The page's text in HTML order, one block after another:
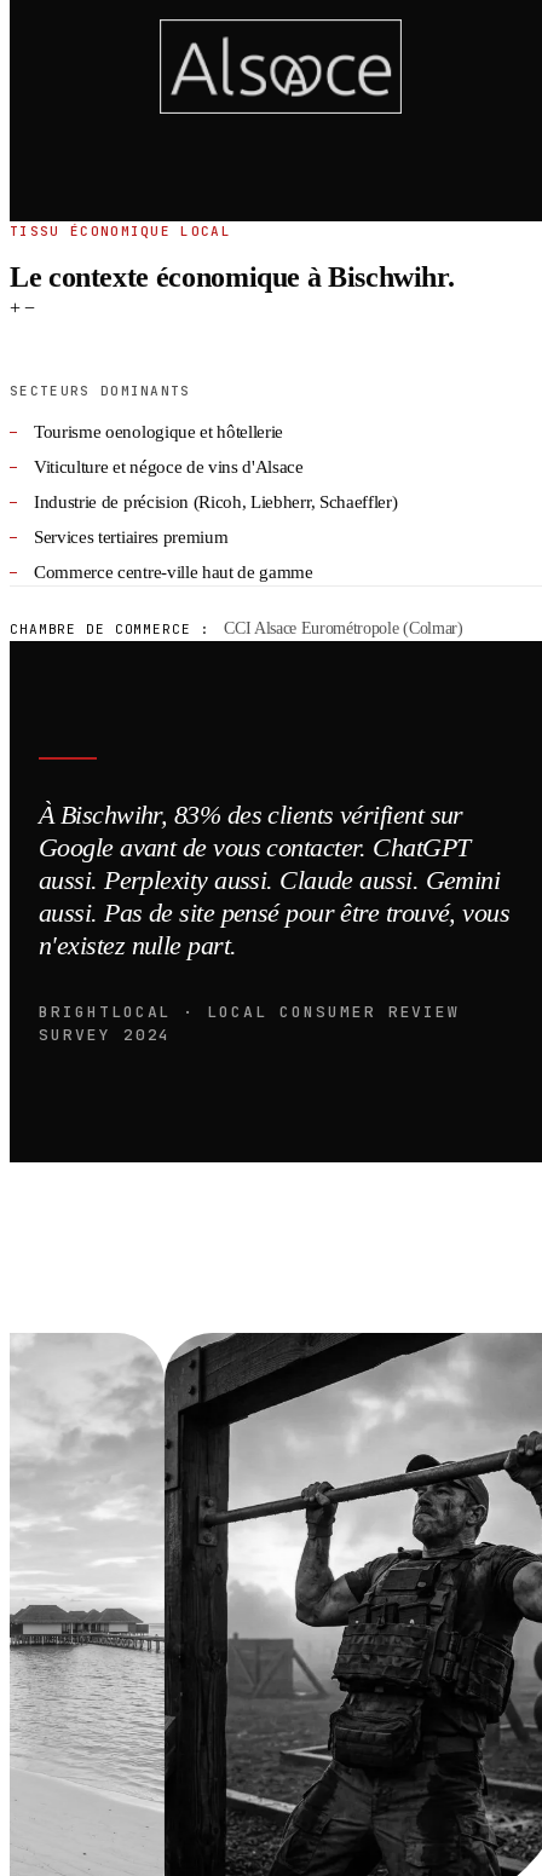
TISSU ÉCONOMIQUE LOCAL
Le contexte économique à Bischwihr.
+ −
SECTEURS DOMINANTS
Tourisme oenologique et hôtellerie
Viticulture et négoce de vins d'Alsace
Industrie de précision (Ricoh, Liebherr, Schaeffler)
Services tertiaires premium
Commerce centre-ville haut de gamme
CHAMBRE DE COMMERCE : CCI Alsace Eurométropole (Colmar)
À Bischwihr, 83% des clients vérifient sur
Google avant de vous contacter. ChatGPT
aussi. Perplexity aussi. Claude aussi. Gemini
aussi. Pas de site pensé pour être trouvé, vous
n'existez nulle part.
BRIGHTLOCAL · LOCAL CONSUMER REVIEW
SURVEY 2024